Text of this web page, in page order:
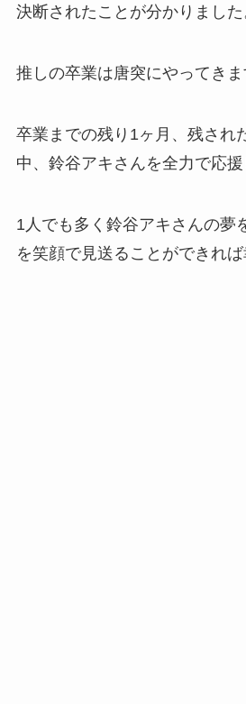
決断されたことが分かりました
推しの卒業は唐突にやってきま
卒業までの残り1ヶ月、残され
中、鈴谷アキさんを全力で応援
1人でも多く鈴谷アキさんの夢
を笑顔で見送ることができれば